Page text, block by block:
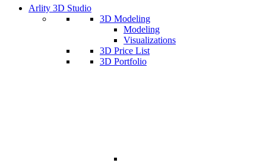
Arlity 3D Studio
3D Modeling
Modeling
Visualizations
3D Price List
3D Portfolio